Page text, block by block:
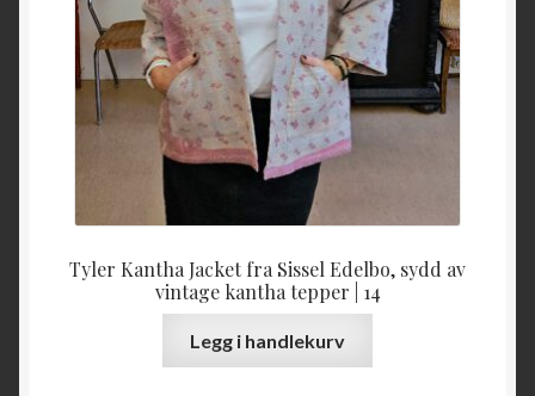
Tyler Kantha Jacket fra Sissel Edelbo, sydd av
vintage kantha tepper | 14
Legg i handlekurv